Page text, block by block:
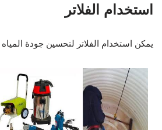
استخدام الفلاتر
يمكن استخدام الفلاتر لتحسين جودة